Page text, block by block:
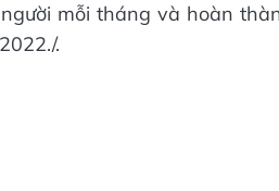
mỗi tháng và hoàn
.